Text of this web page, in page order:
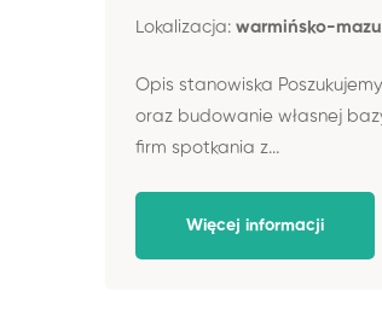
Lokalizacja: warmińsko-
Opis stanowiska
oraz budowanie własnej
firm spotkania z...
Więcej informacji